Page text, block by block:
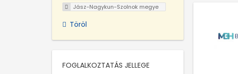
Jász-Nagykun-Szolnok megye
Töröl
FOGLALKOZTATÁS JELLEGE